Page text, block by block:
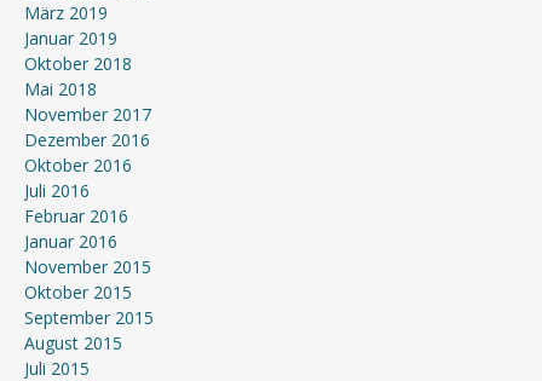
März 2019
Januar 2019
Oktober 2018
Mai 2018
November 2017
Dezember 2016
Oktober 2016
Juli 2016
Februar 2016
Januar 2016
November 2015
Oktober 2015
September 2015
August 2015
Juli 2015